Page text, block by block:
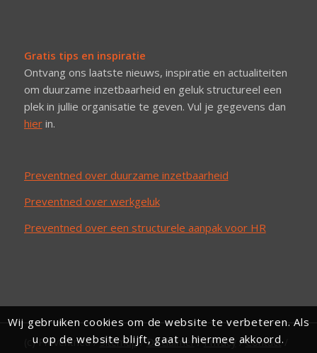
Gratis tips en inspiratie
Ontvang ons laatste nieuws, inspiratie en actualiteiten
om duurzame inzetbaarheid en geluk structureel een
plek in jullie organisatie te geven. Vul je gegevens dan
hierin.
Preventned over duurzame inzetbaarheid
Preventned over werkgeluk
Preventned over een structurele aanpak voor HR
(c) Preventned /Sitemap/Disclaimer/Privacy /Contact/
Wij gebruiken cookies om de website te verbeteren. Als
u op de website blijft, gaat u hiermee akkoord.